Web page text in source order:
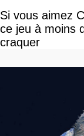
Si vous aimez
ce jeu à moins
craquer